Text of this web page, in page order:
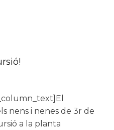
nens i nenes de 3r de
a la planta